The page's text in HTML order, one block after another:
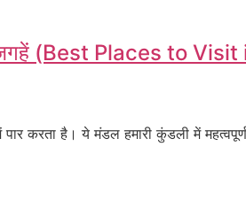
जगहें (Best Places to
पार करता है। ये मंडल हमारी कुंडली में